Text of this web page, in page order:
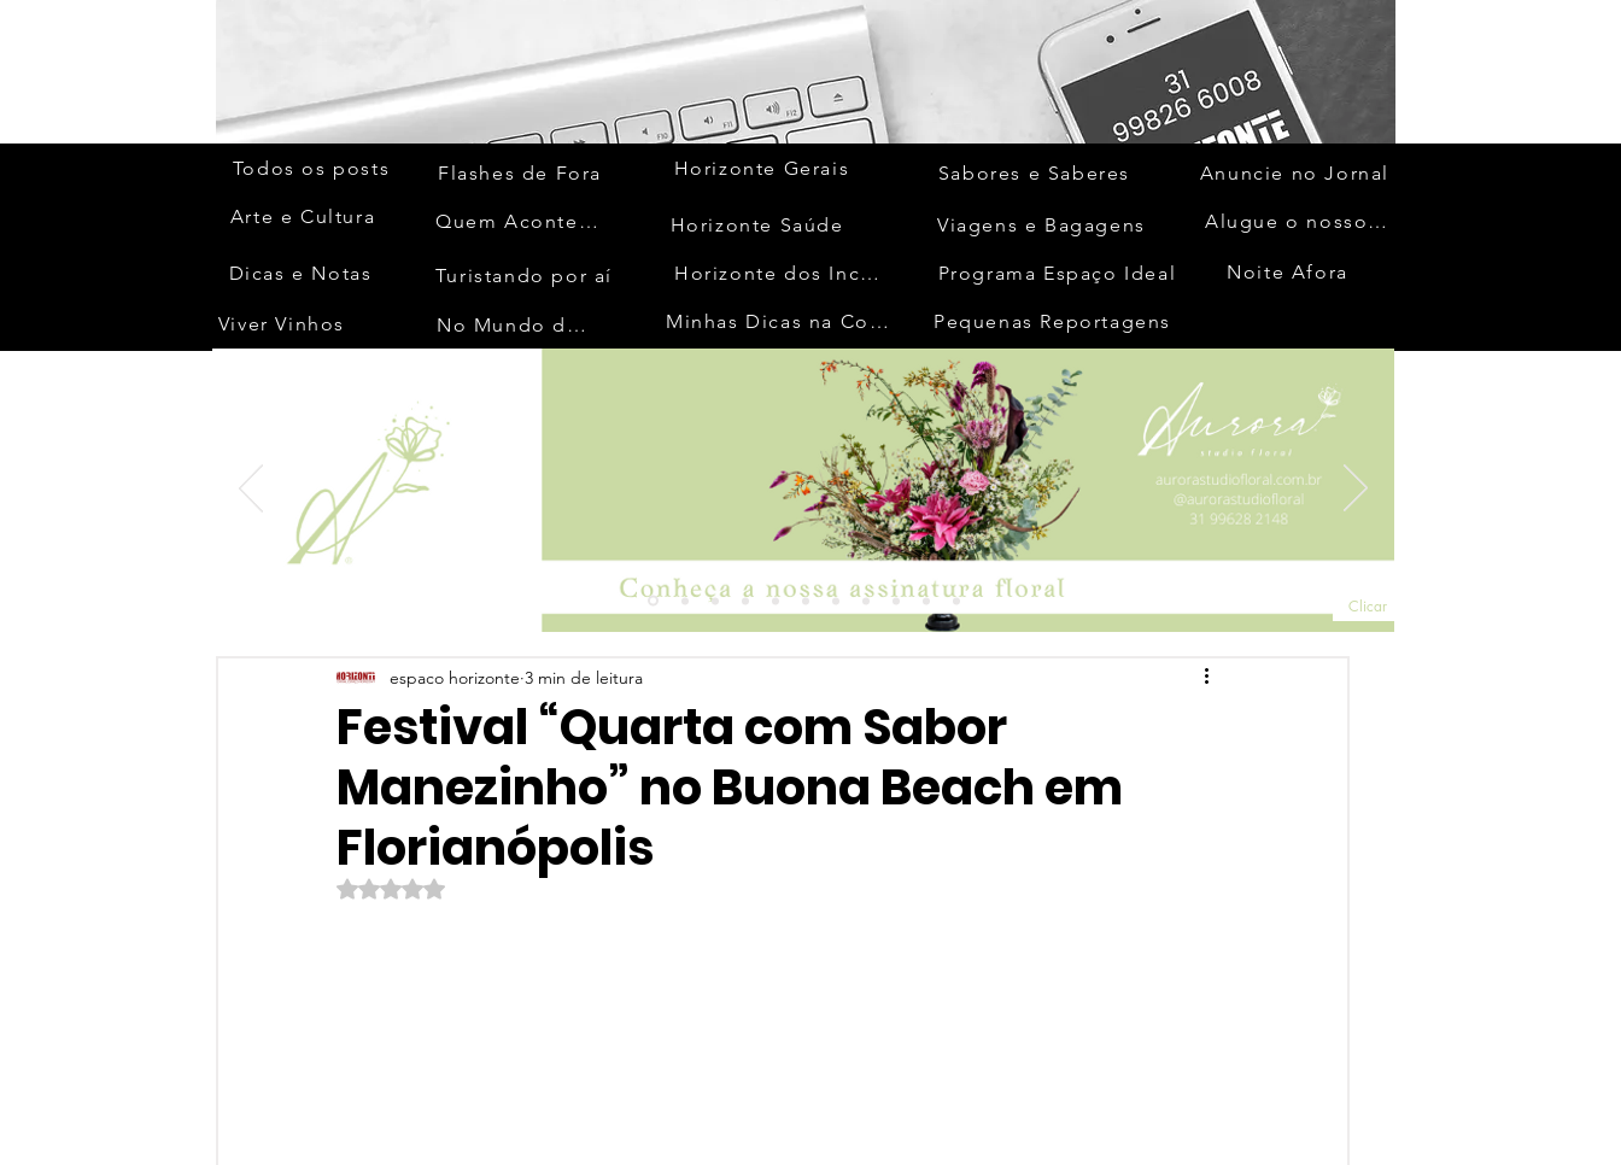
Todos os posts
Arte e Cultura
Dicas e Notas
Viver Vinhos
Flashes de Fora
Quem Acontece
Turistando por aí
No Mundo da Moda
Horizonte Gerais
Horizonte Saúde
Horizonte dos Inconfidentes
Minhas Dicas na Cozinha
Sabores e Saberes
Viagens e Bagagens
Programa Espaço Ideal
Anuncie no Jornal
Alugue o nosso espaço
Noite Afora
Pequenas Reportagens
Clicar
Festival “Quarta com Sabor
Manezinho” no Buona Beach em
Florianópolis
espaco horizonte 3 min de leitura
Avaliado com NaN de 5 estrelas.